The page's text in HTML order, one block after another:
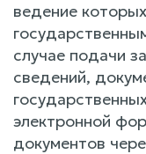
ведение
случае подачи
сведений,
электронной
документов